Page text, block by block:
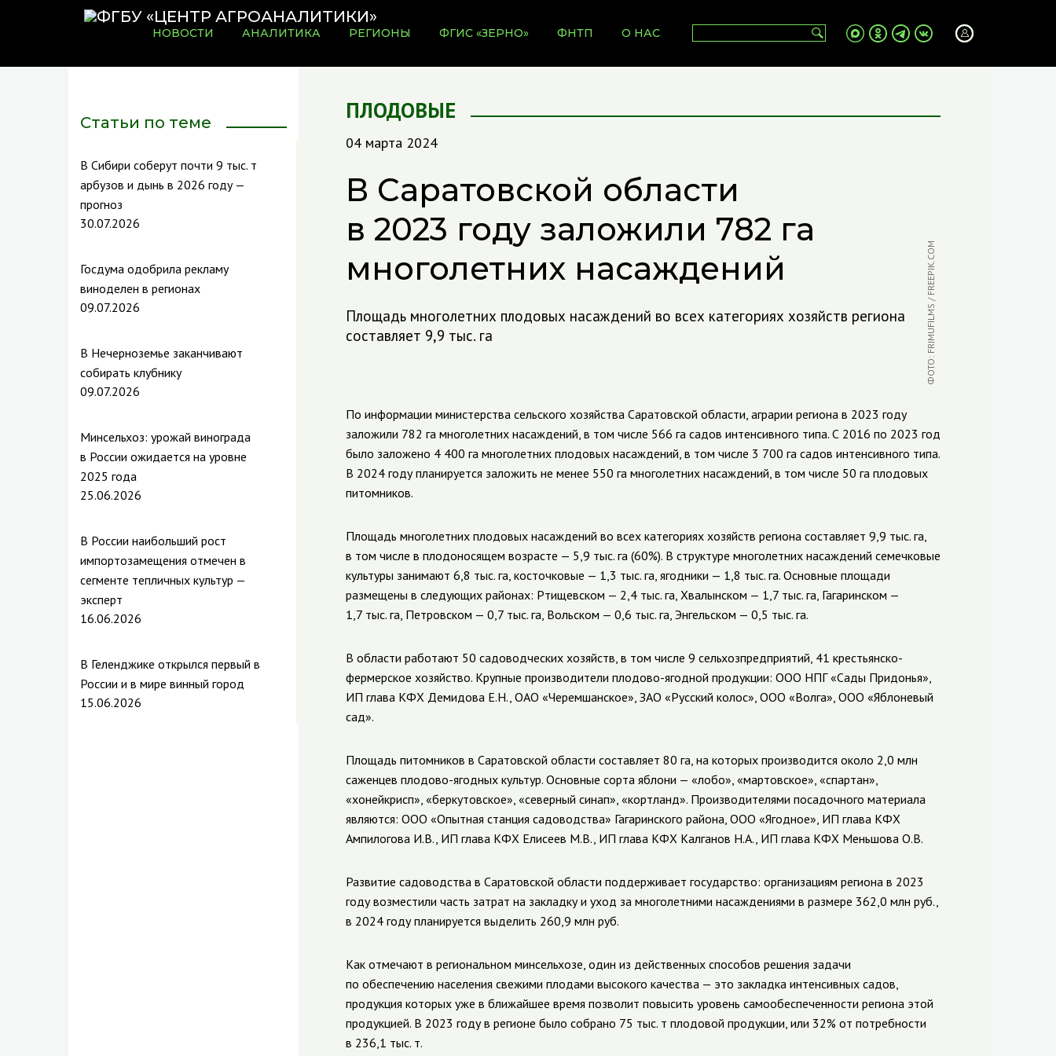
НОВОСТИ АНАЛИТИКА РЕГИОНЫ ФГИС «ЗЕРНО» ФНТП О НАС
Статьи по теме
В Сибири соберут почти 9 тыс. т
арбузов и дынь в 2026 году —
прогноз
30.07.2026
Госдума одобрила рекламу
виноделен в регионах
09.07.2026
В Нечерноземье заканчивают
собирать клубнику
09.07.2026
Минсельхоз: урожай винограда
в России ожидается на уровне
2025 года
25.06.2026
В России наибольший рост
импортозамещения отмечен в
сегменте тепличных культур —
эксперт
16.06.2026
В Геленджике открылся первый в
России и в мире винный город
15.06.2026
ПЛОДОВЫЕ
04 марта 2024
В Саратовской области
в 2023 году заложили 782 га
многолетних насаждений
Площадь многолетних плодовых насаждений во всех категориях хозяйств региона
составляет 9,9 тыс. га
ФОТО: FRIMUFILMS / FREEPIK.COM
По информации министерства сельского хозяйства Саратовской области, аграрии региона в 2023 году
заложили 782 га многолетних насаждений, в том числе 566 га садов интенсивного типа. С 2016 по 2023 год
было заложено 4 400 га многолетних плодовых насаждений, в том числе 3 700 га садов интенсивного типа.
В 2024 году планируется заложить не менее 550 га многолетних насаждений, в том числе 50 га плодовых
питомников.
Площадь многолетних плодовых насаждений во всех категориях хозяйств региона составляет 9,9 тыс. га,
в том числе в плодоносящем возрасте — 5,9 тыс. га (60%). В структуре многолетних насаждений семечковые
культуры занимают 6,8 тыс. га, косточковые — 1,3 тыс. га, ягодники — 1,8 тыс. га. Основные площади
размещены в следующих районах: Ртищевском — 2,4 тыс. га, Хвалынском — 1,7 тыс. га, Гагаринском —
1,7 тыс. га, Петровском — 0,7 тыс. га, Вольском — 0,6 тыс. га, Энгельском — 0,5 тыс. га.
В области работают 50 садоводческих хозяйств, в том числе 9 сельхозпредприятий, 41 крестьянско-
фермерское хозяйство. Крупные производители плодово-ягодной продукции: ООО НПГ «Сады Придонья»,
ИП глава КФХ Демидова Е.Н., ОАО «Черемшанское», ЗАО «Русский колос», ООО «Волга», ООО «Яблоневый
сад».
Площадь питомников в Саратовской области составляет 80 га, на которых производится около 2,0 млн
саженцев плодово-ягодных культур. Основные сорта яблони — «лобо», «мартовское», «спартан»,
«хонейкрисп», «беркутовское», «северный синап», «кортланд». Производителями посадочного материала
являются: ООО «Опытная станция садоводства» Гагаринского района, ООО «Ягодное», ИП глава КФХ
Ампилогова И.В., ИП глава КФХ Елисеев М.В., ИП глава КФХ Калганов Н.А., ИП глава КФХ Меньшова О.В.
Развитие садоводства в Саратовской области поддерживает государство: организациям региона в 2023
году возместили часть затрат на закладку и уход за многолетними насаждениями в размере 362,0 млн руб.,
в 2024 году планируется выделить 260,9 млн руб.
Как отмечают в региональном минсельхозе, один из действенных способов решения задачи
по обеспечению населения свежими плодами высокого качества — это закладка интенсивных садов,
продукция которых уже в ближайшее время позволит повысить уровень самообеспеченности региона этой
продукцией. В 2023 году в регионе было собрано 75 тыс. т плодовой продукции, или 32% от потребности
в 236,1 тыс. т.